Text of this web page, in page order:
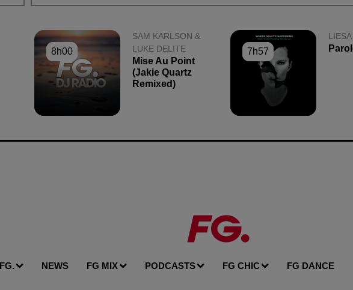
8h00
8h00
SAM KARLSON &
LUKE DELITE
Mise Au Point
(jakie Quartz
Remixed)
7h57
7h57
NEWS FG MIX PODCASTS FG CHIC FG DANCE